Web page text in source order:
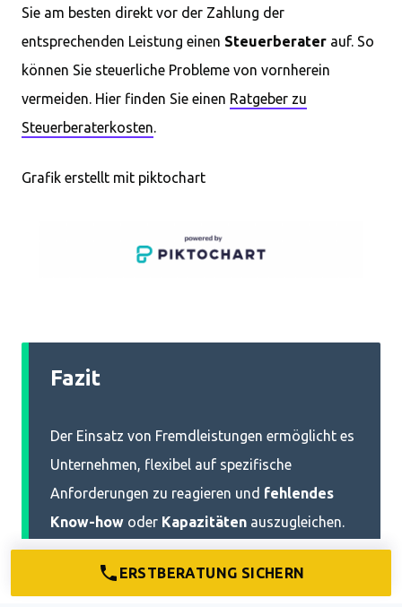
Sie am besten direkt vor der Zahlung der
entsprechenden Leistung einen Steuerberater auf. So
können Sie steuerliche Probleme von vornherein
vermeiden. Hier finden Sie einen Ratgeber zu
Steuerberaterkosten.
Grafik erstellt mit piktochart
Fazit
Der Einsatz von Fremdleistungen ermöglicht es
Unternehmen, flexibel auf spezifische
Anforderungen zu reagieren und fehlendes
Know-how oder Kapazitäten auszugleichen.
Allerdings sollten Unternehmer dieKostenund
Abhängigkeitvon externen Dienstleistern
ERSTBERATUNG SICHERN